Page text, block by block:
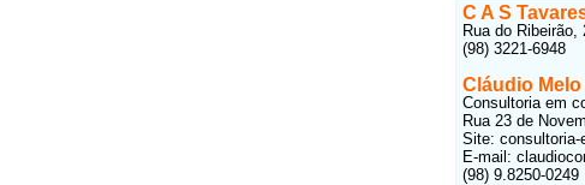
C A S
Rua do
(98) 3221-6948
Cláudio Melo
Consultoria em
Rua 23 de
Site: consultoria-
E-mail:
(98) 9.8250-0249